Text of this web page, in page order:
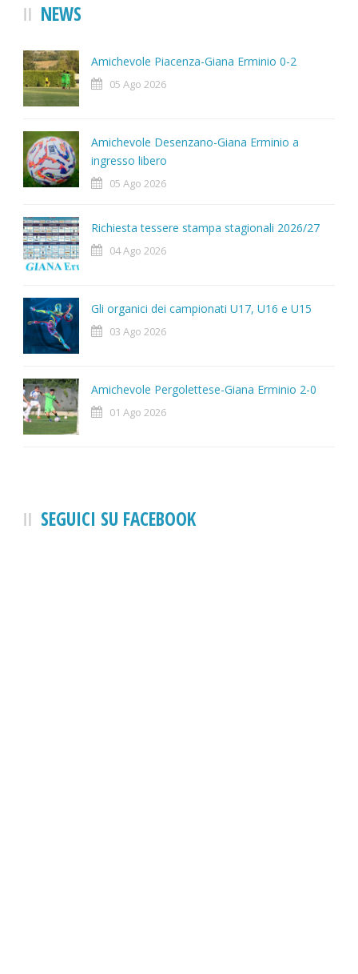
NEWS
Amichevole Piacenza-Giana Erminio 0-2
05 Ago 2026
Amichevole Desenzano-Giana Erminio a
ingresso libero
05 Ago 2026
Richiesta tessere stampa stagionali 2026/27
04 Ago 2026
Gli organici dei campionati U17, U16 e U15
03 Ago 2026
Amichevole Pergolettese-Giana Erminio 2-0
01 Ago 2026
SEGUICI SU FACEBOOK